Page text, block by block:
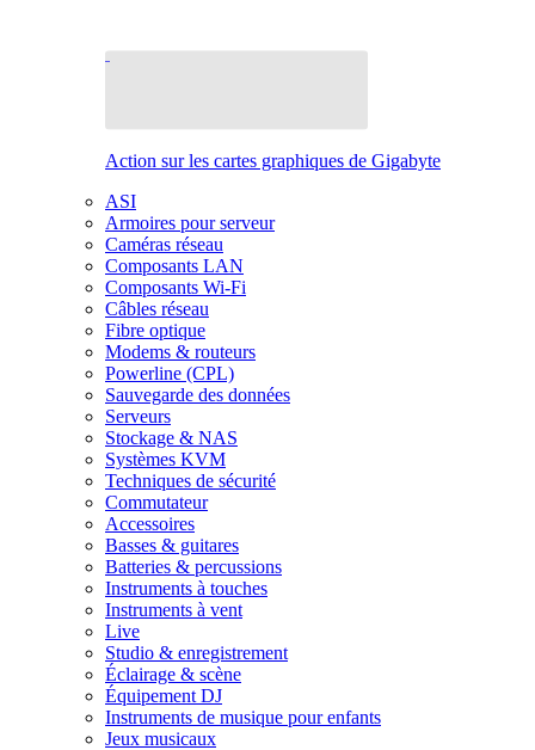
Action sur les cartes graphiques de Gigabyte
ASI
Armoires pour serveur
Caméras réseau
Composants LAN
Composants Wi-Fi
Câbles réseau
Fibre optique
Modems & routeurs
Powerline (CPL)
Sauvegarde des données
Serveurs
Stockage & NAS
Systèmes KVM
Techniques de sécurité
Commutateur
Accessoires
Basses & guitares
Batteries & percussions
Instruments à touches
Instruments à vent
Live
Studio & enregistrement
Éclairage & scène
Équipement DJ
Instruments de musique pour enfants
Jeux musicaux